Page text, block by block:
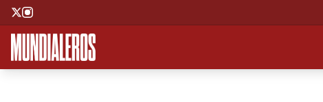
Saltar al contenido principal